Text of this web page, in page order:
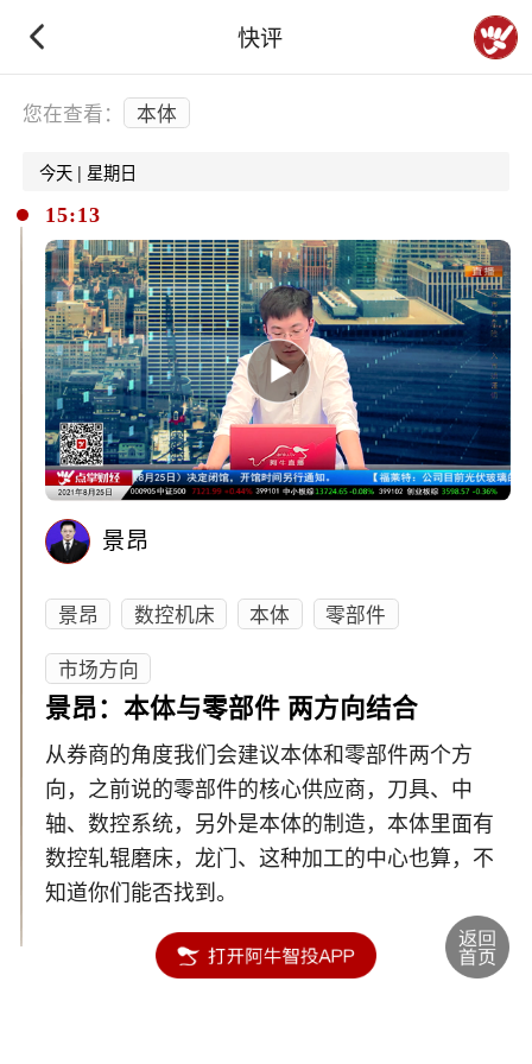
快评
下拉刷新
您在查看： 本体
今天 | 星期日
15:13
景昂
景昂 数控机床 本体
零部件
市场方向
景昂：本体与零部件 两方向结合
从券商的角度我们会建议本体和零部件两个方
向，之前说的零部件的核心供应商，刀具、中
轴、数控系统，另外是本体的制造，本体里面有
数控轧辊磨床，龙门、这种加工的中心也算，不
知道你们能否找到。